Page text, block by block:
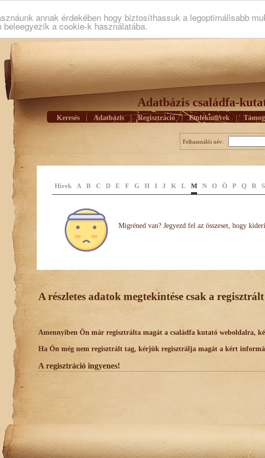
annak érdekében hogy biztosíthassuk a legoptimálisabb
a cookie-k használatába.
Adatbázis családfa-
Keresés Adatbázis | Regisztráció | Emlékmûvek |
Felhasználói név:
Hírek A B C D E F G H I J K L M N O Ö P Q R S
Migréned van? Jegyezd fel az összeset, hogy
A részletes adatok megtekintése csak a
Amennyiben Ön már regisztrálta magát a családfa kutató weboldalra,
Ha Ön még nem regisztrált tag, kérjük regisztrálja magát a kért
A regisztráció ingyenes!